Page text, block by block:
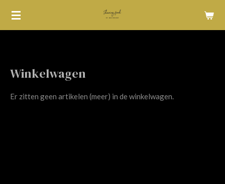
Ga
Winkelwagen
Er zitten geen artikelen (meer) in de winkelwagen.